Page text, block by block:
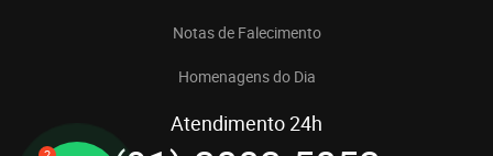
Notas de Falecimento
Homenagens do Dia
Atendimento 24h